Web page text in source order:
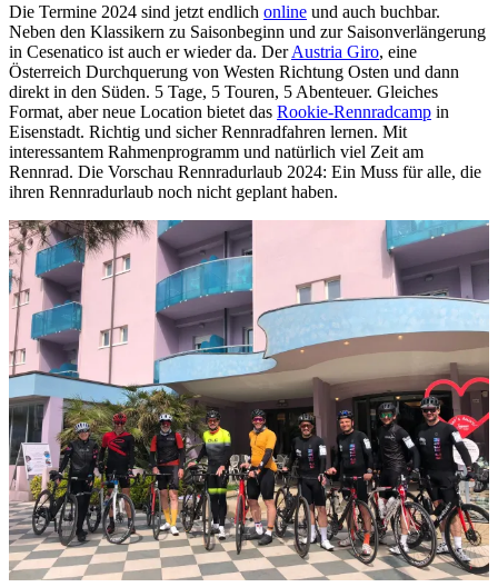
Die Termine 2024 sind jetzt endlich online und auch buchbar.
Neben den Klassikern zu Saisonbeginn und zur Saisonverlängerung
in Cesenatico ist auch er wieder da. DerAustria Giro, eine
Österreich Durchquerung von Westen Richtung Osten und dann
direkt in den Süden. 5 Tage, 5 Touren, 5 Abenteuer. Gleiches
Format, aber neue Location bietet das Rookie-Rennradcamp in
Eisenstadt. Richtig und sicher Rennradfahren lernen. Mit
interessantem Rahmenprogramm und natürlich viel Zeit am
Rennrad. Die Vorschau Rennradurlaub 2024: Ein Muss für alle, die
ihren Rennradurlaub noch nicht geplant haben.